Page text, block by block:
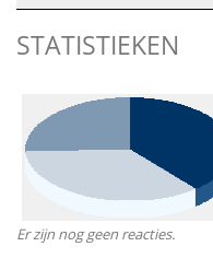
STATISTIEKEN
Er zijn nog geen reacties.